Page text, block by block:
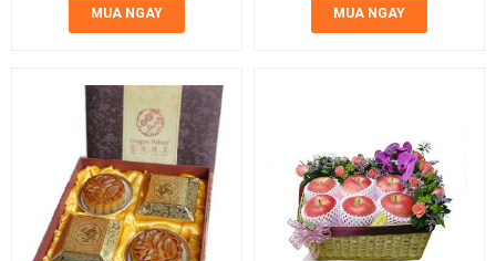
MUA NGAY MUA NGAY